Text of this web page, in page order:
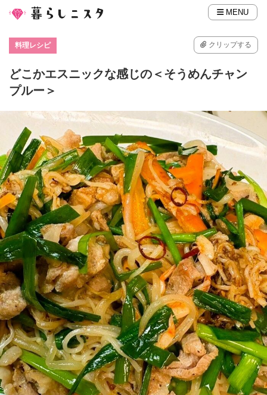
MENU
料理レシピ クリップする
どこかエスニックな感じの＜そうめんチャン
プルー＞